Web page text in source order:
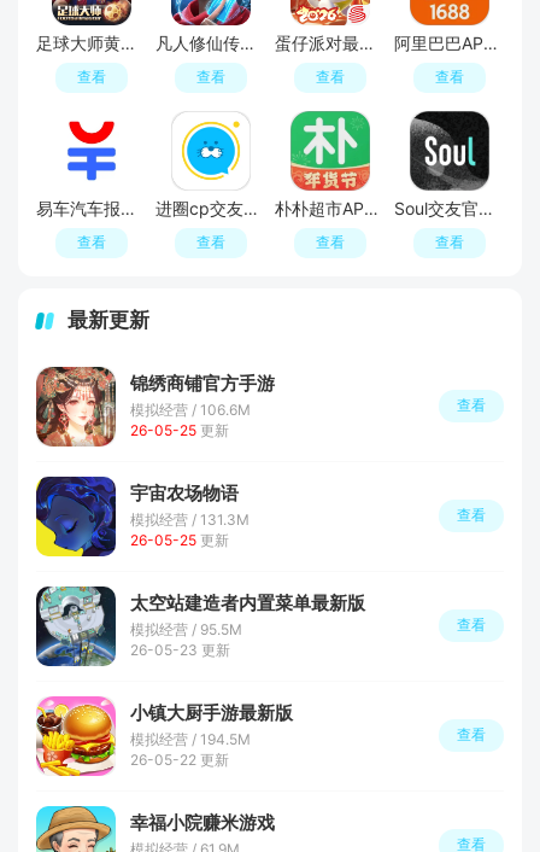
足球大师黄金一代手游
查看
凡人修仙传人界篇手游2026最新版
查看
蛋仔派对最新版
查看
阿里巴巴APP2026官方版
查看
易车汽车报价APP官方正版
查看
进圈cp交友软件手机版
查看
朴朴超市APP最新版本
查看
Soul交友官方APP最新版
查看
最新更新
锦绣商铺官方手游
模拟经营 / 106.6M
26-05-25 更新
查看
宇宙农场物语
模拟经营 / 131.3M
26-05-25 更新
查看
太空站建造者内置菜单最新版
模拟经营 / 95.5M
26-05-23 更新
查看
小镇大厨手游最新版
模拟经营 / 194.5M
26-05-22 更新
查看
幸福小院赚米游戏
查看